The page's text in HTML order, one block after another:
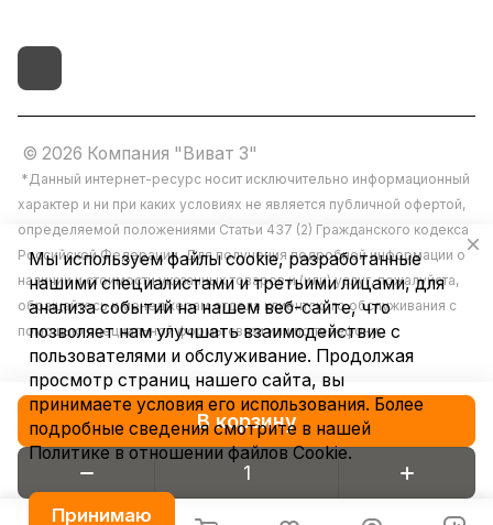
В корзину
© 2026 Компания "Виват 3"
*Данный интернет-ресурс носит исключительно информационный
характер и ни при каких условиях не является публичной офертой,
определяемой положениями Статьи 437 (2) Гражданского кодекса
Российской Федерации. Для получения подробной информации о
наличии и стоимости указанных товаров и (или) услуг, пожалуйста,
обращайтесь к менеджерам отдела клиентского обслуживания с
помощью специальной формы связи или по телефону.
Конфиденциальность
Мы используем файлы cookie, разработанные
нашими специалистами и третьими лицами, для
анализа событий на нашем веб-сайте, что
позволяет нам улучшать взаимодействие с
пользователями и обслуживание. Продолжая
просмотр страниц нашего сайта, вы
принимаете условия его использования. Более
подробные сведения смотрите в нашей
Политике в отношении файлов Cookie.
Принимаю